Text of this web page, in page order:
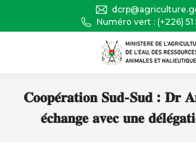
Numéro vert : (+226) 51
𝐂𝐨𝐨𝐩𝐞́𝐫𝐚𝐭𝐢𝐨𝐧 𝐒𝐮𝐝-𝐒𝐮𝐝 :
𝐞́𝐜𝐡𝐚𝐧𝐠𝐞 𝐚𝐯𝐞𝐜 𝐮𝐧𝐞